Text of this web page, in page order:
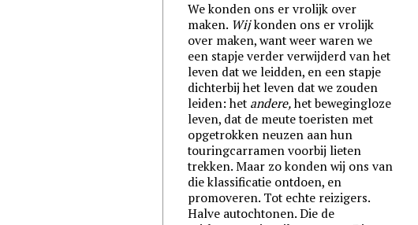
We konden ons er vrolijk over
maken. Wijkonden ons er vrolijk
over maken, want weer waren we
een stapje verder verwijderd van het
leven dat we leidden, en een stapje
dichterbij het leven dat we zouden
leiden: het andere, het bewegingloze
leven, dat de meute toeristen met
opgetrokken neuzen aan hun
touringcarramen voorbij lieten
trekken. Maar zo konden wij ons van
die klassificatie ontdoen, en
promoveren. Tot echte reizigers.
Halve autochtonen. Die de